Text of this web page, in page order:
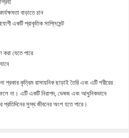
বাড়াতে চান
একটি প্রাকৃতিক সাপ্লিমেন্ট
করা যেতে পারে
কৃত্রিম রাসায়নিক ছাড়াই তৈরি এবং এটি শরীরের
না। এটি একটি নিরাপদ, ভেষজ এবং আধুনিকভাবে
প্রতিদিনের সুস্থ জীবনের অংশ হতে পারে।